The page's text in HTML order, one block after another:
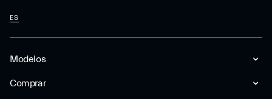
Modelos
Comprar
ES